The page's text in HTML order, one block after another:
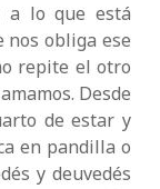
a lo que está
obliga ese
repite el otro
Desde
de estar y
en pandilla o
y deuvedés